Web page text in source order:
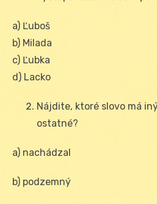
a) Ľuboš
b) Milada
c) Ľubka
d) Lacko
Nájdite, ktoré slovo má
ostatné?
a) nachádzal
b) podzemný